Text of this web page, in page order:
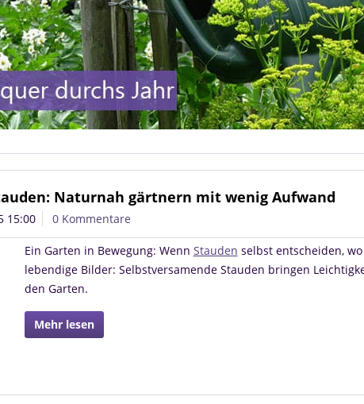
Naturnah gärtnern mit wenig Aufwand
15:00 0 Kommentare
Ein Garten in Bewegung: Wenn Stauden selbst entscheiden,
lebendige Bilder: Selbstversamende Stauden bringen
den Garten.
Mehr lesen